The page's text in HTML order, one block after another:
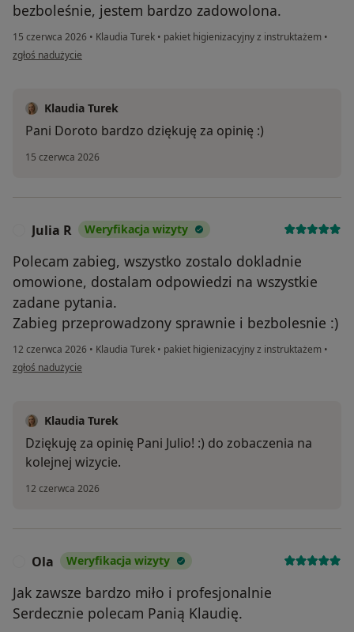
bezboleśnie, jestem bardzo zadowolona.
15 czerwca 2026 • Klaudia Turek • pakiet higienizacyjny z instruktażem •
w opinii użytkownika Dorota
zgłoś nadużycie
Klaudia Turek
Pani Doroto bardzo dziękuję za opinię :)
15 czerwca 2026
Julia R Weryfikacja wizyty
Polecam zabieg, wszystko zostalo dokladnie
omowione, dostalam odpowiedzi na wszystkie
zadane pytania.
Zabieg przeprowadzony sprawnie i bezbolesnie :)
12 czerwca 2026 • Klaudia Turek • pakiet higienizacyjny z instruktażem •
w opinii użytkownika Julia R
zgłoś nadużycie
Klaudia Turek
Dziękuję za opinię Pani Julio! :) do zobaczenia na
kolejnej wizycie.
12 czerwca 2026
Ola Weryfikacja wizyty
Jak zawsze bardzo miło i profesjonalnie
Serdecznie polecam Panią Klaudię.